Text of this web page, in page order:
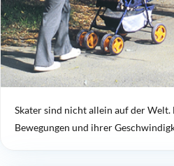
Skater sind nicht allein auf der Welt.
Bewegungen und ihrer